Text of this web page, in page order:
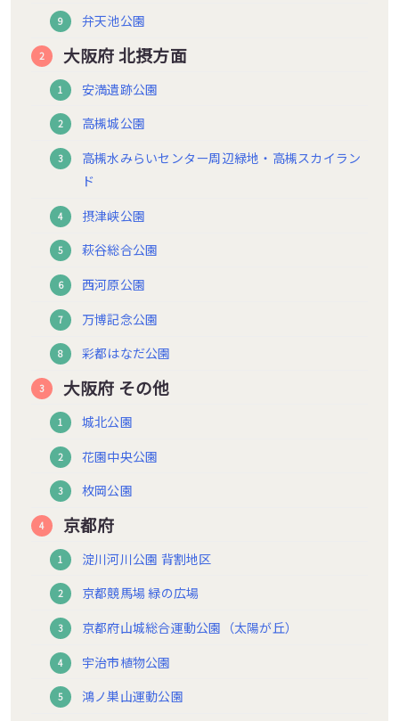
弁天池公園
大阪府 北摂方面
安満遺跡公園
高槻城公園
高槻水みらいセンター周辺緑地・高槻スカイラン
ド
摂津峡公園
萩谷総合公園
西河原公園
万博記念公園
彩都はなだ公園
大阪府 その他
城北公園
花園中央公園
枚岡公園
京都府
淀川河川公園 背割地区
京都競馬場 緑の広場
京都府山城総合運動公園（太陽が丘）
宇治市植物公園
鴻ノ巣山運動公園